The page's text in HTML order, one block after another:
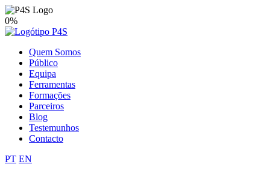
0%
Quem Somos
Público
Equipa
Ferramentas
Formações
Parceiros
Blog
Testemunhos
Contacto
PT EN